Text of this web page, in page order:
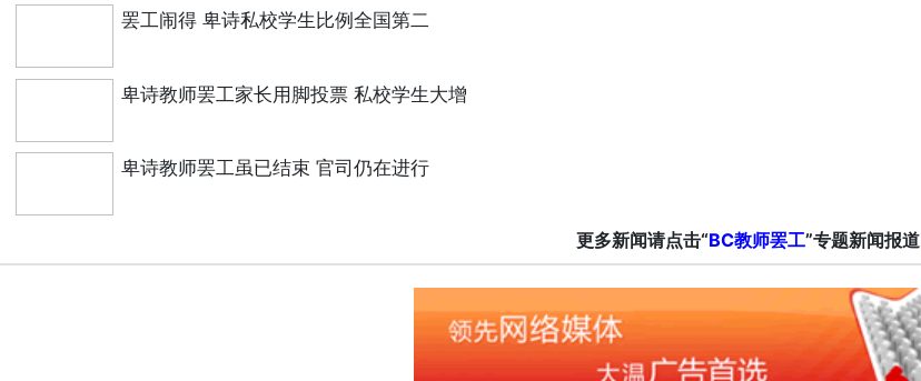
罢工闹得 卑诗私校学生比例全国第二
卑诗教师罢工家长用脚投票 私校学生大增
卑诗教师罢工虽已结束 官司仍在进行
更多新闻请点击“BC教师罢工”专题新闻报道